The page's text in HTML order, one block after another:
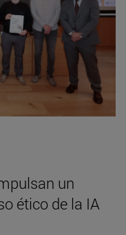
un
ético de la IA